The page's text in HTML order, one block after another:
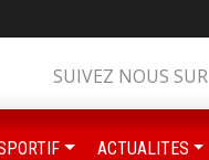
SUIVEZ NOUS SUR
ACTUALITES